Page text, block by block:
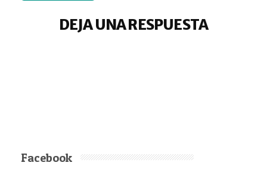
DEJA UNA RESPUESTA
Facebook